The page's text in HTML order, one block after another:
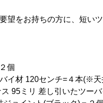
望をお持ちの方に、短い
２個
イ材 120センチ=４本(※天
95ミリ 差し引いたツー